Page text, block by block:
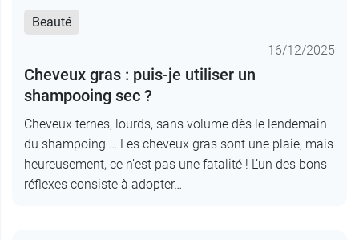
Beauté
16/12/2025
Cheveux gras : puis-je utiliser un
shampooing sec ?
Cheveux ternes, lourds, sans volume dès le lendemain
du shampoing … Les cheveux gras sont une plaie, mais
heureusement, ce n’est pas une fatalité ! L’un des bons
réflexes consiste à adopter…